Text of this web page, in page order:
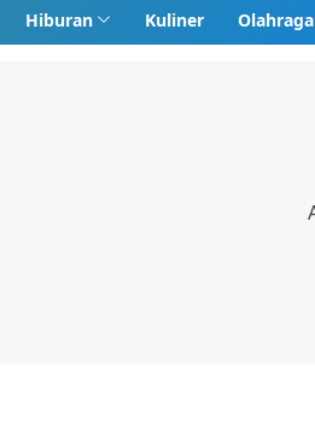
Hiburan Kuliner Olahraga